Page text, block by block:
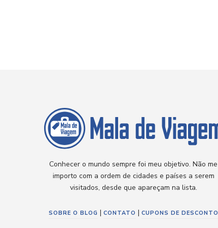
Conhecer o mundo sempre foi meu objetivo. Não me
importo com a ordem de cidades e países a serem
visitados, desde que apareçam na lista.
SOBRE O BLOG | CONTATO | CUPONS DE DESCONTO